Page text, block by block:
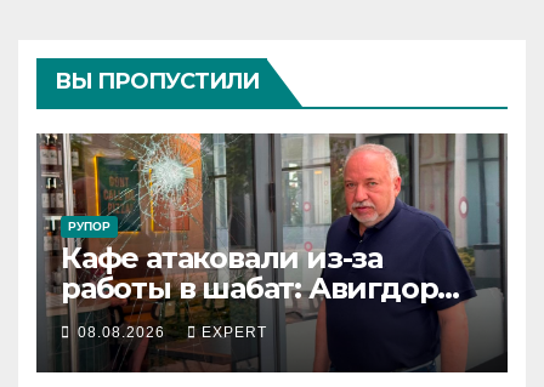
ВЫ ПРОПУСТИЛИ
РУПОР
Кафе атаковали из-за
работы в шабат: Авигдор
Либерман приехал
поддержать владельцев
08.08.2026 EXPERT